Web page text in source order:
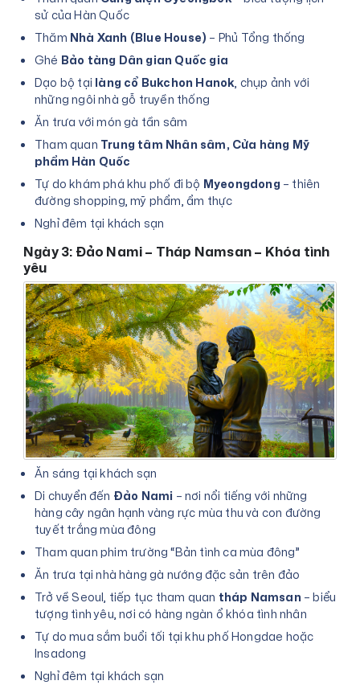
sử của Hàn Quốc
Thăm Nhà Xanh (Blue House) – Phủ Tổng thống
Ghé Bảo tàng Dân gian Quốc gia
Dạo bộ tại làng cổ Bukchon Hanok, chụp ảnh với
những ngôi nhà gỗ truyền thống
Ăn trưa với món gà tần sâm
Tham quan Trung tâm Nhân sâm, Cửa hàng Mỹ
phẩm Hàn Quốc
Tự do khám phá khu phố đi bộ Myeongdong – thiên
đường shopping, mỹ phẩm, ẩm thực
Nghỉ đêm tại khách sạn
Ngày 3: Đảo Nami – Tháp Namsan – Khóa tình
yêu
Ăn sáng tại khách sạn
Di chuyển đến Đảo Nami – nơi nổi tiếng với những
hàng cây ngân hạnh vàng rực mùa thu và con đường
tuyết trắng mùa đông
Tham quan phim trường “Bản tình ca mùa đông”
Ăn trưa tại nhà hàng gà nướng đặc sản trên đảo
Trở về Seoul, tiếp tục tham quan tháp Namsan – biểu
tượng tình yêu, nơi có hàng ngàn ổ khóa tình nhân
Tự do mua sắm buổi tối tại khu phố Hongdae hoặc
Insadong
Nghỉ đêm tại khách sạn